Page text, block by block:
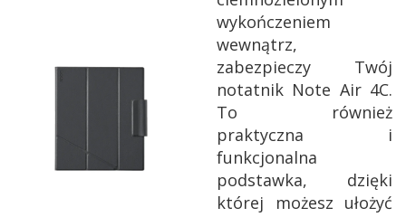
wykończeniem
wewnątrz,
zabezpieczy Twój
notatnik Note Air 4C.
To również
praktyczna i
funkcjonalna
podstawka, dzięki
której możesz ułożyć